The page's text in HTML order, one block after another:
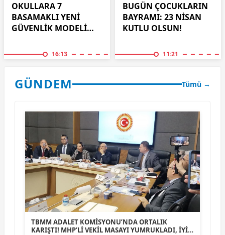
OKULLARA 7
BASAMAKLI YENİ
GÜVENLİK MODELİ
16:13
BUGÜN ÇOCUKLARIN
BAYRAMI: 23 NİSAN
KUTLU OLSUN!
11:21
GÜNDEM Tümü →
TBMM ADALET KOMİSYONU’NDA ORTALIK
KARIŞTI! MHP’Lİ VEKİL MASAYI YUMRUKLADI, İYİ